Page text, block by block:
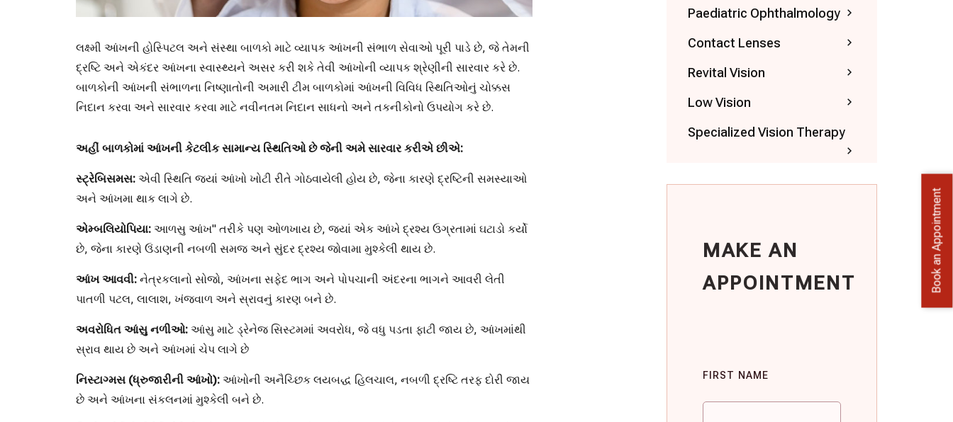
લક્ષ્મી આંખની હોસ્પિટલ અને સંસ્થા બાળકો માટે વ્યાપક આંખની સંભાળ સેવાઓ પૂરી પાડે છે, જે તેમની
દ્રષ્ટિ અને એકંદર આંખના સ્વાસ્થ્યને અસર કરી શકે તેવી આંખોની વ્યાપક શ્રેણીની સારવાર કરે છે.
બાળકોની આંખની સંભાળના નિષ્ણાતોની અમારી ટીમ બાળકોમાં આંખની વિવિધ સ્થિતિઓનું ચોક્કસ
નિદાન કરવા અને સારવાર કરવા માટે નવીનતમ નિદાન સાધનો અને તકનીકોનો ઉપયોગ કરે છે.
અહીં બાળકોમાં આંખની કેટલીક સામાન્ય સ્થિતિઓ છે જેની અમે સારવાર કરીએ છીએ:
સ્ટ્રેબિસમસ:એવી સ્થિતિ જ્યાં આંખો ખોટી રીતે ગોઠવાયેલી હોય છે, જેના કારણે દ્રષ્ટિની સમસ્યાઓ
અને આંખમા થાક લાગે છે.
એમ્બલિયોપિયા:આળસુ આંખ" તરીકે પણ ઓળખાય છે, જ્યાં એક આંખે દ્રશ્ય ઉગ્રતામાં ઘટાડો કર્યો
છે, જેના કારણે ઉંડાણની નબળી સમજ અને સુંદર દ્રશ્ય જોવામા મુશ્કેલી થાય છે.
આંખ આવવી:નેત્રકલાનો સોજો, આંખના સફેદ ભાગ અને પોપચાની અંદરના ભાગને આવરી લેતી
પાતળી પટલ, લાલાશ, ખંજવાળ અને સ્રાવનું કારણ બને છે.
અવરોધિત આંસુ નળીઓ:આંસુ માટે ડ્રેનેજ સિસ્ટમમાં અવરોધ, જે વધુ પડતા ફાટી જાય છે, આંખમાંથી
સ્રાવ થાય છે અને આંખમાં ચેપ લાગે છે
નિસ્ટાગ્મસ (ધ્રુજારીની આંખો):આંખોની અનૈચ્છિક લયબદ્ધ હિલચાલ, નબળી દ્રષ્ટિ તરફ દોરી જાય
છે અને આંખના સંકલનમાં મુશ્કેલી બને છે.
Paediatric Ophthalmology
Contact Lenses
Revital Vision
Low Vision
Specialized Vision Therapy
MAKE AN
APPOINTMENT
FIRST NAME
Book an Appointment